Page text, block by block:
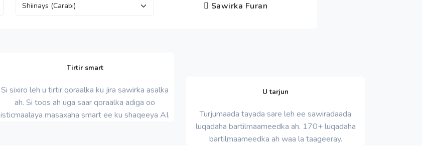
Sawirka Furan
Tirtir smart
Si sixiro leh u tirtir qoraalka ku jira sawirka asalka
ah. Si toos ah uga saar qoraalka adiga oo
isticmaalaya masaxaha smart ee ku shaqeeya AI.
U tarjun
Turjumaada tayada sare leh ee sawiradaada
luqadaha bartilmaameedka ah. 170+ luqadaha
bartilmaameedka ah waa la taageeray.